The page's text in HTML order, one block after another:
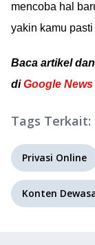
mencoba hal
yakin kamu
Baca artikel
diGoogle News
Tags Terkait:
Privasi Online
Konten